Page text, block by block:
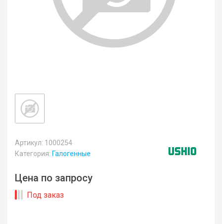
Артикул: 1000254
Категория: Галогенные
Цена по запросу
Под заказ